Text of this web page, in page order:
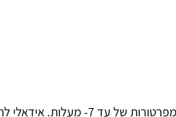
ומטיילים הזקוקים לשק"ש עם ביצועים גבוהים.